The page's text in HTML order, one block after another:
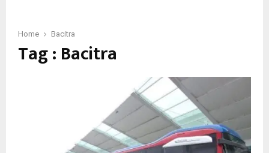
Home Bacitra
Tag : Bacitra